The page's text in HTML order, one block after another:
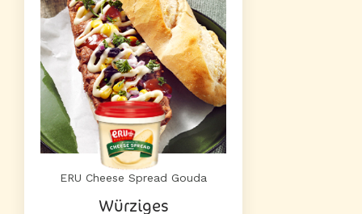
ERU Cheese Spread Gouda
Würziges